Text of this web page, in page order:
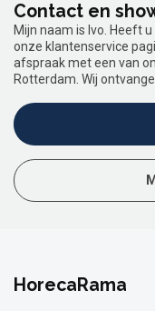
Contact en
Mijn naam is Ivo. Heeft
onze klantenservice
afspraak met een van
Rotterdam. Wij
HorecaRama